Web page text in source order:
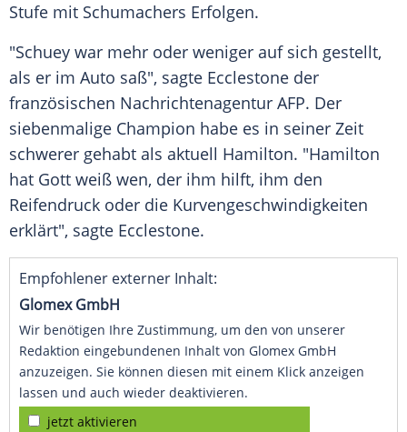
Stufe mit Schumachers Erfolgen.
"Schuey war mehr oder weniger auf sich gestellt,
als er im Auto saß", sagte Ecclestone der
französischen Nachrichtenagentur AFP. Der
siebenmalige Champion habe es in seiner Zeit
schwerer gehabt als aktuell Hamilton. "Hamilton
hat Gott weiß wen, der ihm hilft, ihm den
Reifendruck oder die Kurvengeschwindigkeiten
erklärt", sagte Ecclestone.
Empfohlener externer Inhalt:
Glomex GmbH
Wir benötigen Ihre Zustimmung, um den von unserer
Redaktion eingebundenen Inhalt von Glomex GmbH
anzuzeigen. Sie können diesen mit einem Klick anzeigen
lassen und auch wieder deaktivieren.
jetzt aktivieren